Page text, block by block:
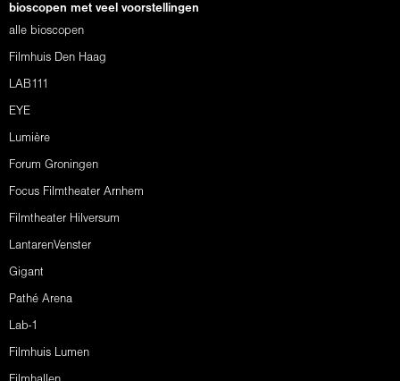
bioscopen met veel voorstellingen
alle bioscopen
Filmhuis Den Haag
LAB111
EYE
Lumière
Forum Groningen
Focus Filmtheater Arnhem
Filmtheater Hilversum
LantarenVenster
Gigant
Pathé Arena
Lab-1
Filmhuis Lumen